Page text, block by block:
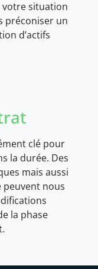
votre situation
préconiser un
d’actifs
clé pour
la durée. Des
mais aussi
nous
la phase